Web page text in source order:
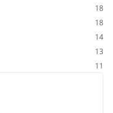
18
18
14
13
11